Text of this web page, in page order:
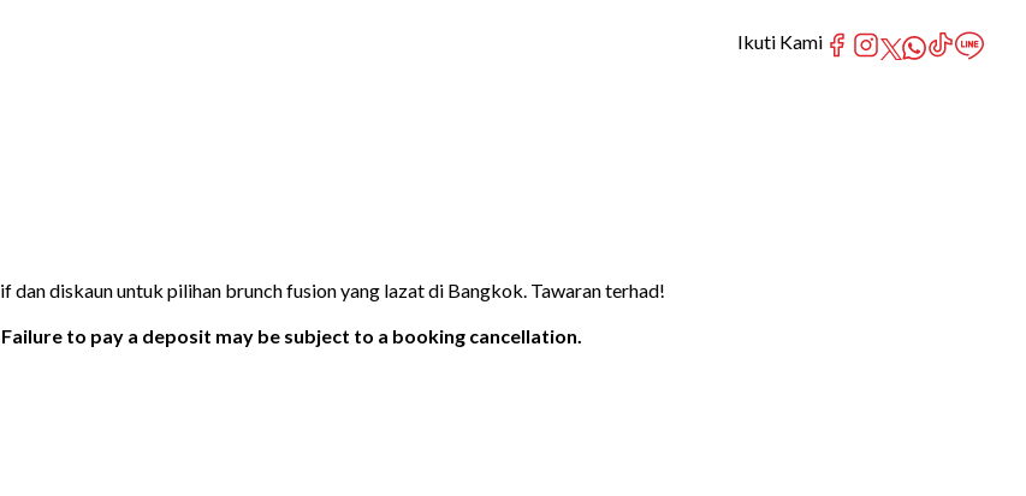
diskaun untuk pilihan brunch fusion yang lazat di Bangkok. Tawaran terhad!
to pay a deposit may be subject to a booking cancellation.
Ikuti Kami